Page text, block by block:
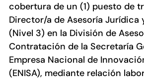
cobertura de un (1) puesto de
Director/a de Asesoría Jurídica
(Nivel 3) en la División de
Contratación de la Secretaría
Empresa Nacional de
(ENISA), mediante relación